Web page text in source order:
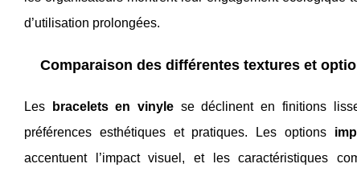
d’utilisation prolongées.
Comparaison des différentes textures et
Les bracelets en vinyle se déclinent en finitions
préférences esthétiques et pratiques. Les options
accentuent l’impact visuel, et les caractéristiques